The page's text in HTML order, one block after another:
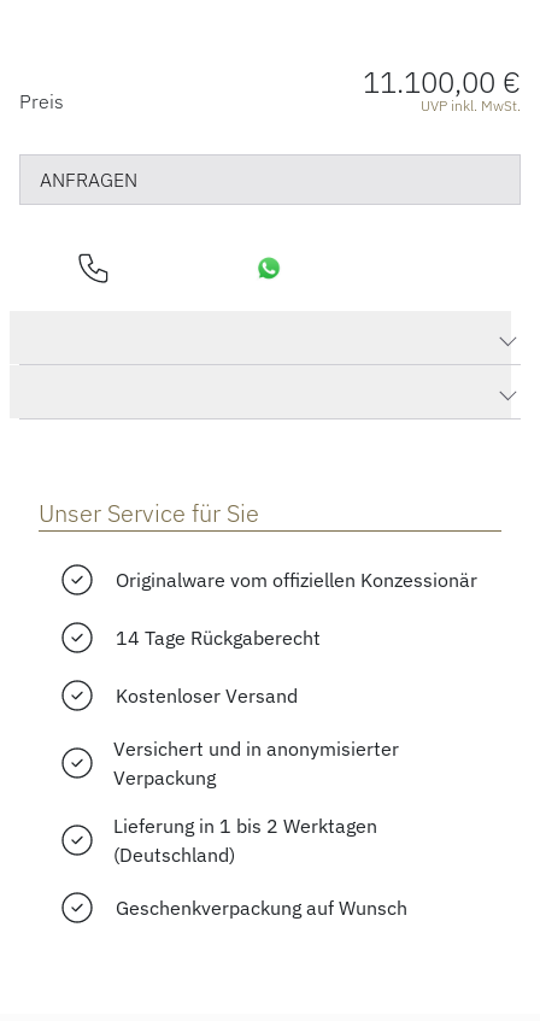
PREISINFORMATIONEN
Preis 11.100,00 €
UVP inkl. MwSt.
ANFRAGEN
Unser Service für Sie
Originalware vom offiziellen Konzessionär
14 Tage Rückgaberecht
Kostenloser Versand
Versichert und in anonymisierter
Verpackung
Lieferung in 1 bis 2 Werktagen
(Deutschland)
Geschenkverpackung auf Wunsch